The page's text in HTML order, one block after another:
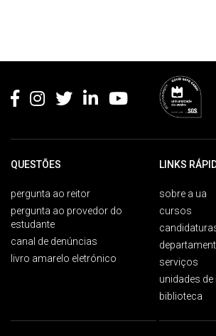
QUESTÕES
pergunta ao reitor
pergunta ao provedor do
estudante
canal de denúncias
livro amarelo eletrónico
LINKS
sobre a ua
cursos
serviços
unidades
biblioteca